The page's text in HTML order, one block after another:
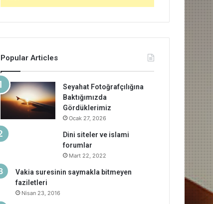
Popular Articles
Seyahat Fotoğrafçılığına
Baktığımızda
Gördüklerimiz
Ocak 27, 2026
Dini siteler ve islami
forumlar
Mart 22, 2022
Vakia suresinin saymakla bitmeyen
faziletleri
Nisan 23, 2016